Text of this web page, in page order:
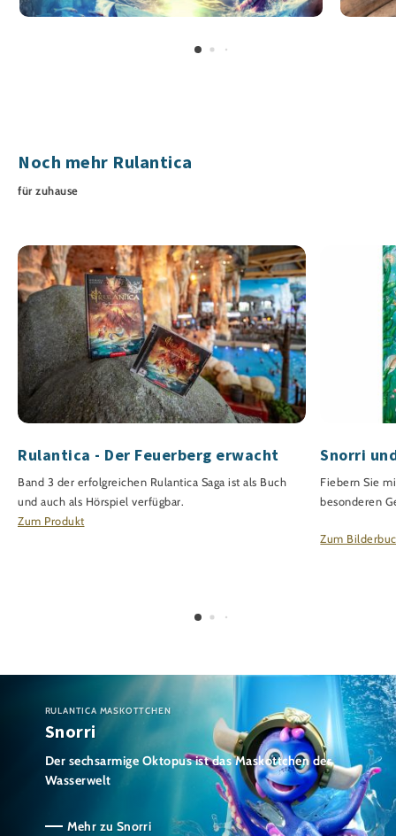
Noch mehr Rulantica
für zuhause
Rulantica - Der Feuerberg erwacht
Band 3 der erfolgreichen Rulantica Saga ist als Buch
und auch als Hörspiel verfügbar.
Zum Produkt
Snorri
Fiebern Sie
besonderen
Zum
RULANTICA MASKOTTCHEN
Snorri
Der sechsarmige Oktopus ist das Maskottchen der
Wasserwelt
Mehr zu Snorri